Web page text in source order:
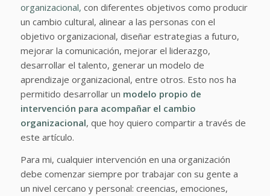
organizacional, con diferentes objetivos como producir
un cambio cultural, alinear a las personas con el
objetivo organizacional, diseñar estrategias a futuro,
mejorar la comunicación, mejorar el liderazgo,
desarrollar el talento, generar un modelo de
aprendizaje organizacional, entre otros. Esto nos ha
permitido desarrollar un modelo propio de
intervención para acompañar el cambio
organizacional, que hoy quiero compartir a través de
este artículo.
Para mi, cualquier intervención en una organización
debe comenzar siempre por trabajar con su gente a
un nivel cercano y personal: creencias, emociones,